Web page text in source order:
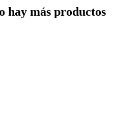
hay más productos